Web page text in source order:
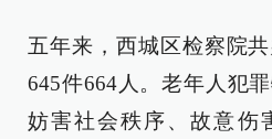
五年来，西城区检察院
645件664人。老年人犯
妨害社会秩序、故意伤